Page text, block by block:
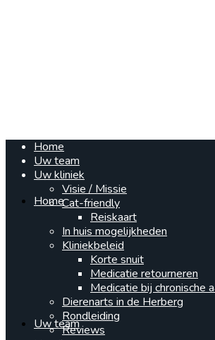
Home
Uw team
Home
Uw team
Uw kliniek
Visie / Missie
Cat-friendly
Reiskaart
In huis mogelijkheden
Kliniekbeleid
Korte snuit
Medicatie retourneren
Medicatie bij chronische
Dierenarts in de Herberg
Rondleiding
Reviews